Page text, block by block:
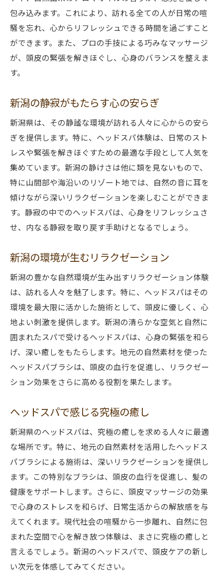
包み込みます。これにより、訪れる全ての人が日常の喧
騒を忘れ、心からリフレッシュできる時間を過ごすこと
ができます。また、プロの手技による巧みなマッサージ
が、頭皮の緊張を解きほぐし、心身のバランスを整えま
す。
新潟の静寂がもたらす心の安らぎ
新潟県は、その静謐な環境が訪れる人々に心からの安ら
ぎを提供します。特に、ヘッドスパ体験は、日常のスト
レスや緊張を解きほぐすための最適な手段として人気を
集めています。新潟の静けさは他に類を見ないもので、
特に山間部や海沿いのリゾート地では、自然の音に耳を
傾けながら深いリラクゼーションを楽しむことができま
す。静寂の中でのヘッドスパは、心身をリフレッシュさ
せ、内なる静寂を取り戻す手助けとなるでしょう。
新潟の環境が生むリラクゼーション
新潟の豊かな自然環境が生み出すリラクゼーション体験
は、訪れる人々を魅了します。特に、ヘッドスパはその
環境を最大限に活かした施術として、頭皮に優しく、心
地よい刺激を提供します。新潟の清らかな空気と自然に
囲まれたスパで受けるヘッドスパは、心身の緊張を和ら
げ、深い癒しをもたらします。地元の自然素材を使った
ヘッドスパブラシは、頭皮の血行を促進し、リラクゼー
ション効果をさらに高める役割を果たします。
ヘッドスパで感じる究極の癒し
新潟県のヘッドスパは、究極の癒しを求める人々に最適
な場所です。特に、地元の自然素材を活用したヘッドス
パブラシによる施術は、深いリラクゼーションを提供し
ます。この特別なブラシは、頭皮の血行を促進し、髪の
健康をサポートします。さらに、頭皮マッサージの効果
で心身のストレスを和らげ、日常生活からの解放感を与
えてくれます。現代社会の喧騒から一歩離れ、自然に包
まれた空間で心を解き放つ体験は、まさに究極の癒しと
言えるでしょう。新潟のヘッドスパで、頭皮ケアの新し
い次元を体感してみてください。